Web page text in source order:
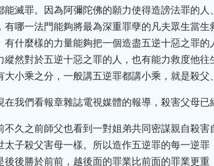
能滅罪。因為阿彌陀佛的願力使得造謗法罪的
有哪一法門能夠將最為深重罪孽的凡夫眾生當
有什麼樣的力量能夠把一個造盡五逆十惡之罪
縱然對於五逆十惡之罪的人，也有能力救度他
大小乘之分，一般講五逆罪都講小乘，就是殺父
在我們看報章雜誌電視媒體的報導，殺害父母
不久之前師父也看到一對姐弟共同密謀親自殺
太子殺父害母一樣。所以造作五逆罪的每一逆
後後勝於前前，越後面的罪業比前面的罪業更